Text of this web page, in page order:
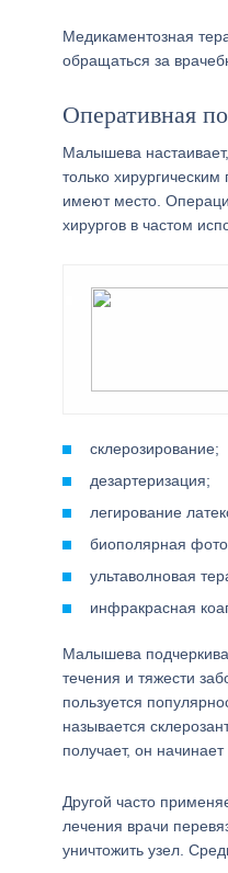
Медикаментозная
обращаться за
Оперативная
Малышева
только
имеют место.
хирургов в частом
склерозирование;
дезартеризация;
легирование
биополярная
ультаволновая
инфракрасная
Малышева
течения и тяжести
пользуется
называется
получает, он
Другой часто
лечения врачи
уничтожить узел.